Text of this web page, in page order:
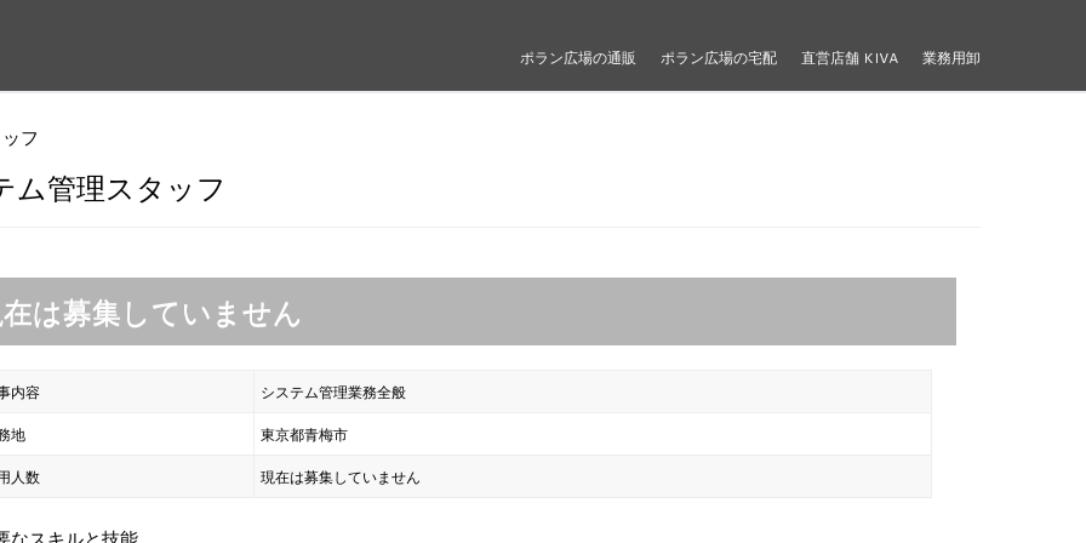
ポラン広場の通販 ポラン広場の宅配 直営店舗 KIVA 業務用卸
フ
ム管理スタッフ
は募集していません
内容 システム管理業務全般
地 東京都青梅市
人数 現在は募集していません
なスキルと技能